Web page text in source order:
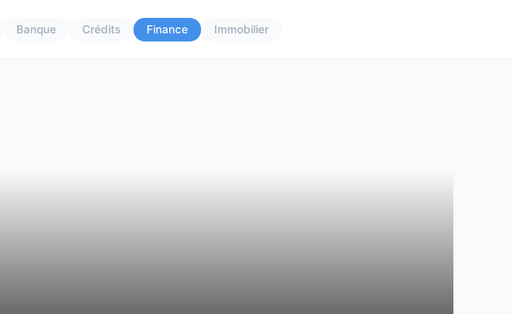
Banque Crédits Finance Immobilier